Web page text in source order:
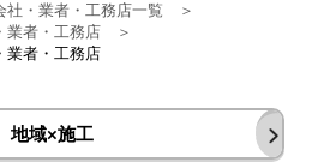
社・業者・工務店一覧
業者・工務店
業者・工務店
地域×施工